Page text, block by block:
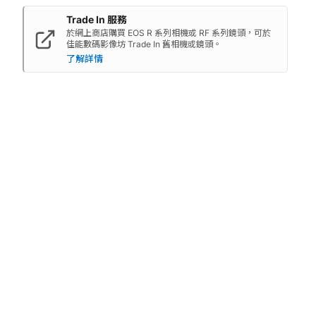
Trade In 服務
於網上商店購買 EOS R 系列相機或 RF 系列鏡頭，可於
佳能數碼影像坊 Trade In 舊相機或鏡頭。
了解詳情